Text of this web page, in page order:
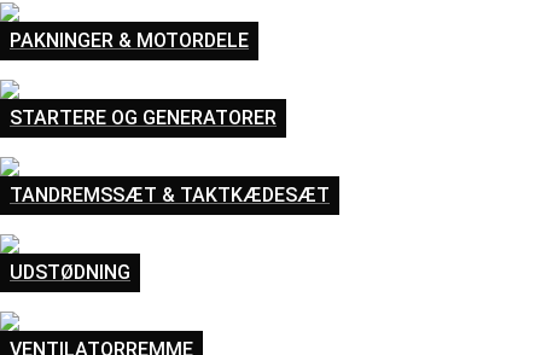
PAKNINGER & MOTORDELE
STARTERE OG GENERATORER
TANDREMSSÆT & TAKTKÆDESÆT
UDSTØDNING
VENTILATORREMME